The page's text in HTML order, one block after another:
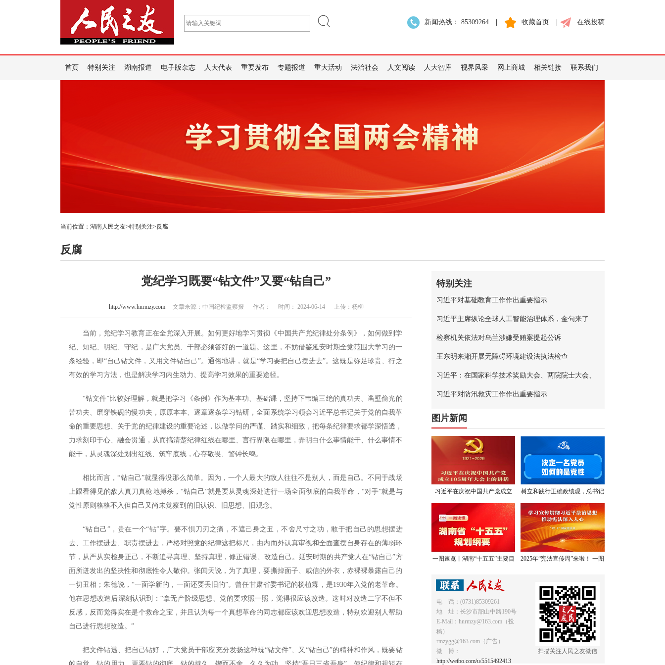
新闻热线： 85309264 收藏首页 在线投稿
首页 特别关注 湖南报道 电子版杂志 人大代表 重要发布 专题报道 重大活动 法治社会 人文阅读 人大智库 视界风采 网上商城 相关链接 联系我们
当前位置： 湖南人民之友>特别关注>反腐
反腐
党纪学习既要“钻文件”又要“钻自己”
http://www.hnrmzy.com文章来源：中国纪检监察报 作者： 时间： 2024-06-14 上传：杨柳
当前，党纪学习教育正在全党深入开展。如何更好地学习贯彻《中国共产党纪律处分条例》，如何做到学
纪、知纪、明纪、守纪，是广大党员、干部必须答好的一道题。这里，不妨借鉴延安时期全党范围大学习的一
条经验，即“自己钻文件，又用文件钻自己”。通俗地讲，就是“学习要把自己摆进去”。这既是弥足珍贵、行之
有效的学习方法，也是解决学习内生动力、提高学习效果的重要途径。
“钻文件”比较好理解，就是把学习《条例》作为基本功、基础课，坚持下韦编三绝的真功夫、凿壁偷光的
苦功夫、磨穿铁砚的慢功夫，原原本本、逐章逐条学习钻研，全面系统学习领会习近平总书记关于党的自我革
命的重要思想、关于党的纪律建设的重要论述，以做学问的严谨、踏实和细致，把每条纪律要求都学深悟透，
力求刻印于心、融会贯通，从而搞清楚纪律红线在哪里、言行界限在哪里，弄明白什么事情能干、什么事情不
能干，从灵魂深处划出红线、筑牢底线，心存敬畏、警钟长鸣。
相比而言，“钻自己”就显得没那么简单。因为，一个人最大的敌人往往不是别人，而是自己。不同于战场
上跟看得见的敌人真刀真枪地搏杀，“钻自己”就是要从灵魂深处进行一场全面彻底的自我革命，“对手”就是与
党性原则格格不入但自己又尚未觉察到的旧认识、旧思想、旧观念。
“钻自己”，贵在一个“钻”字。要不惧刀刃之痛，不遮己身之丑，不舍尺寸之功，敢于把自己的思想摆进
去、工作摆进去、职责摆进去，严格对照党的纪律这把标尺，由内而外认真审视和全面查摆自身存在的薄弱环
节，从严从实检身正己，不断追寻真理、坚持真理，修正错误、改造自己。延安时期的共产党人在“钻自己”方
面所迸发出的坚决性和彻底性令人敬仰。张闻天说，为了真理，要撕掉面子、威信的外衣，赤裸裸暴露自己的
一切丑相；朱德说，“一面学新的，一面还要丢旧的”。曾任甘肃省委书记的杨植霖，是1930年入党的老革命。
他在思想改造后深刻认识到：“拿无产阶级思想、党的要求照一照，觉得很应该改造。这时对改造二字不但不
反感，反而觉得实在是个救命之宝，并且认为每一个真想革命的同志都应该欢迎思想改造，特别欢迎别人帮助
自己进行思想改造。”
把文件钻透、把自己钻好，广大党员干部应充分发扬这种既“钻文件”、又“钻自己”的精神和作风，既要钻
特别关注
习近平对基础教育工作作出重要指示
习近平主席纵论全球人工智能治理体系，金句来了
检察机关依法对乌兰涉嫌受贿案提起公诉
王东明来湘开展无障碍环境建设法执法检查
习近平：在国家科学技术奖励大会、两院院士大会、
中国科协第十一次全国代表大会上的讲话
习近平对防汛救灾工作作出重要指示
图片新闻
习近平在庆祝中国共产党成立
105周年大会上的讲话，学金
句，悟深意！
树立和践行正确政绩观，总书记
提出明确要求
一图速览丨湖南“十五五”主要目
2025年“宪法宣传周”来啦！ 一图
电 话：(0731)85309261
地 址：长沙市韶山中路190号
E-Mail：hnrmzy@163.com（投
稿）
rmzygg@163.com（广告）
微 博：
http://weibo.com/u/5515492413
扫描关注人民之友微信